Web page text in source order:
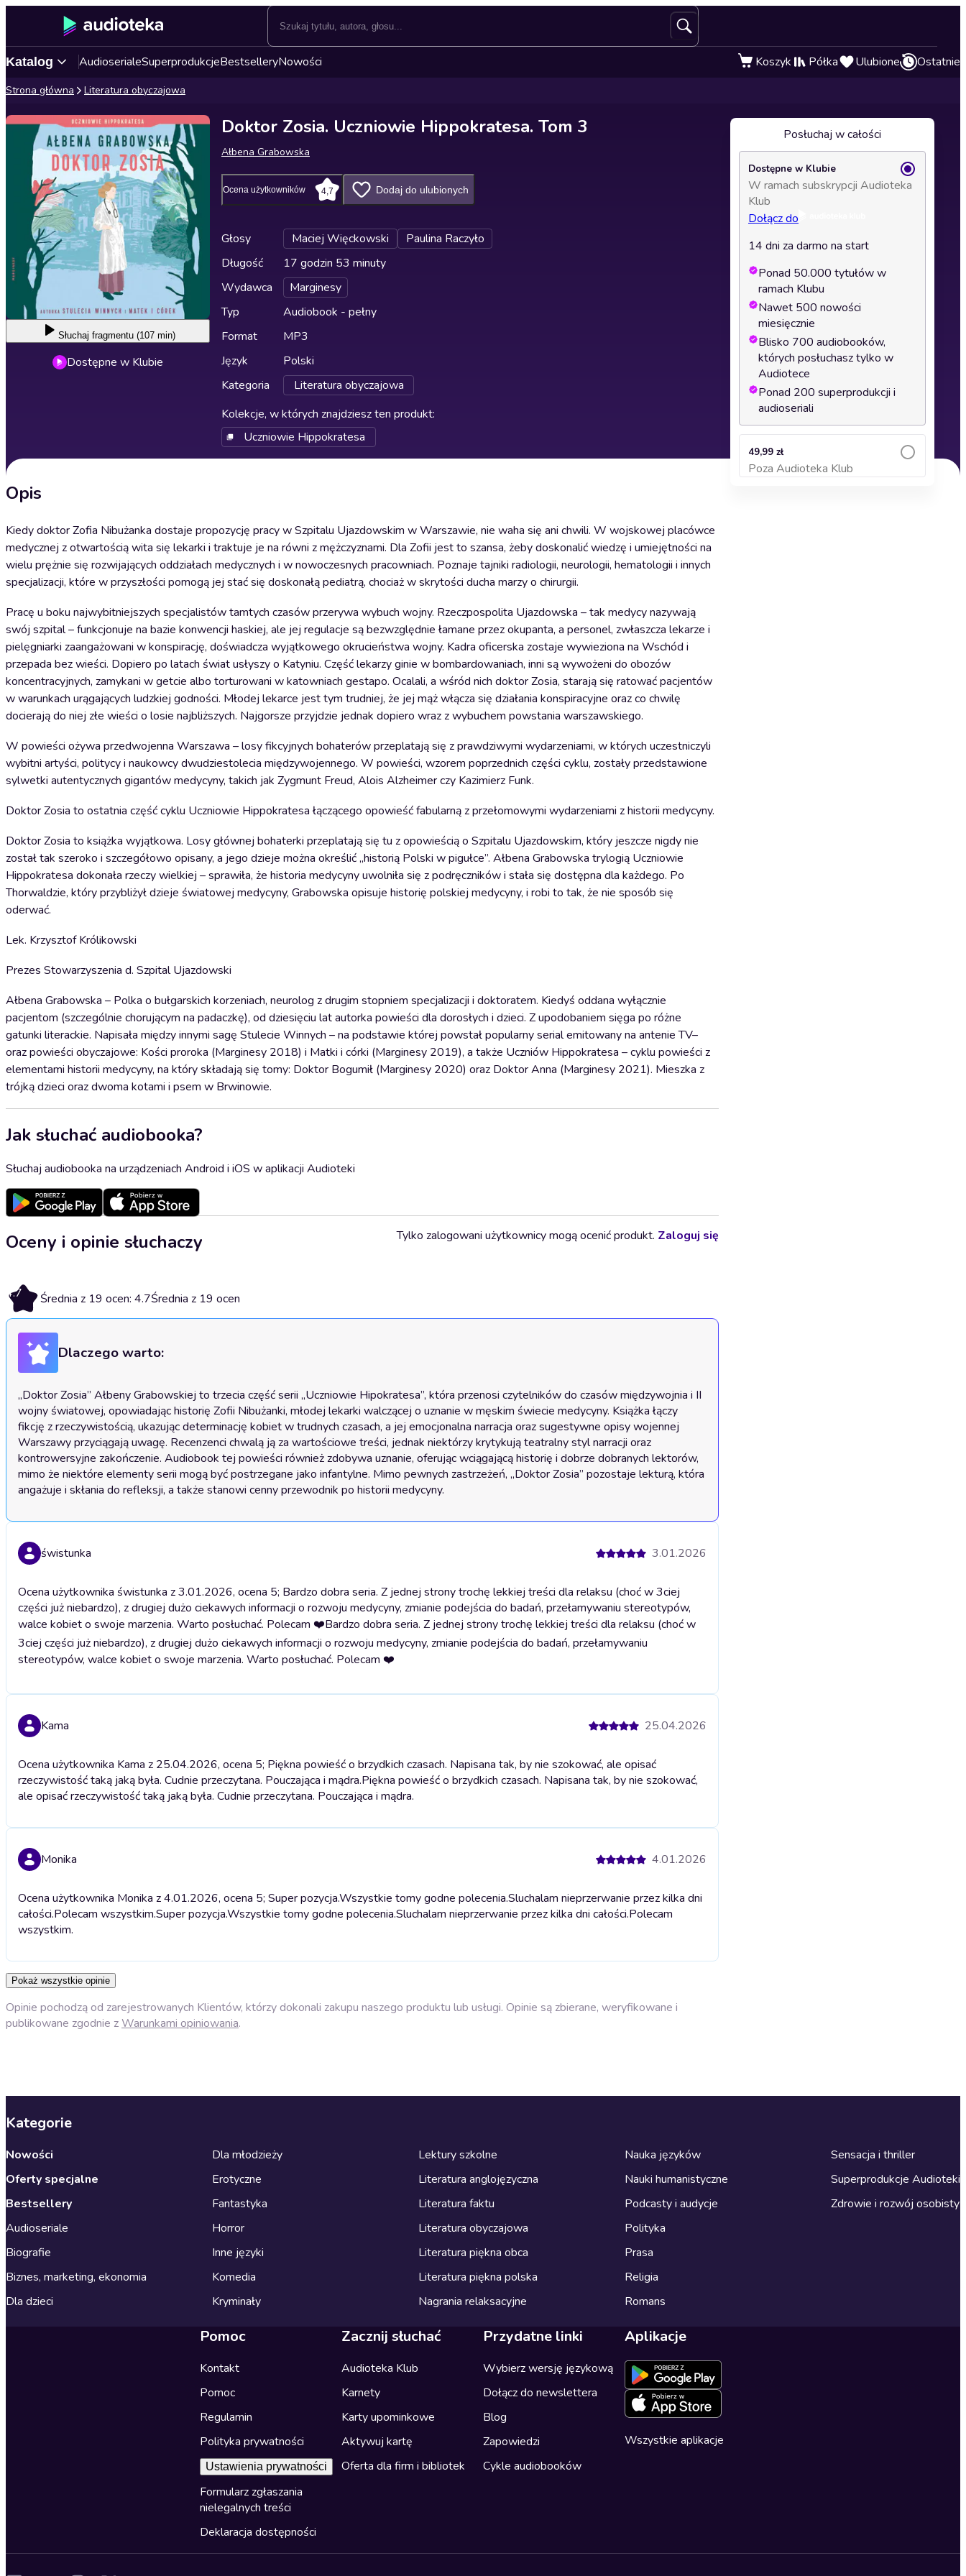
Katalog AudioserialeSuperprodukcjeBestselleryNowości Koszyk Półka Ulubione Ostatnie
Strona główna Literatura obyczajowa
Słuchaj fragmentu (107 min)
Dostępne w Klubie
Doktor Zosia. Uczniowie Hippokratesa. Tom 3
Ałbena Grabowska
Ocena użytkowników 4,7 Dodaj do ulubionych
Głosy Maciej Więckowski
Paulina Raczyło
Długość
17 godzin 53 minuty
Wydawca
Marginesy
Typ
Audiobook - pełny
Format
MP3
Język
Polski
Kategoria
Literatura obyczajowa
Kolekcje, w których znajdziesz ten produkt:
Uczniowie Hippokratesa
Opis
Kiedy doktor Zofia Nibużanka dostaje propozycję pracy w Szpitalu Ujazdowskim w Warszawie, nie waha się ani chwili. W wojskowej placówce
medycznej z otwartością wita się lekarki i traktuje je na równi z mężczyznami. Dla Zofii jest to szansa, żeby doskonalić wiedzę i umiejętności na
wielu prężnie się rozwijających oddziałach medycznych i w nowoczesnych pracowniach. Poznaje tajniki radiologii, neurologii, hematologii i innych
specjalizacji, które w przyszłości pomogą jej stać się doskonałą pediatrą, chociaż w skrytości ducha marzy o chirurgii.
Pracę u boku najwybitniejszych specjalistów tamtych czasów przerywa wybuch wojny. Rzeczpospolita Ujazdowska – tak medycy nazywają
swój szpital – funkcjonuje na bazie konwencji haskiej, ale jej regulacje są bezwzględnie łamane przez okupanta, a personel, zwłaszcza lekarze i
pielęgniarki zaangażowani w konspirację, doświadcza wyjątkowego okrucieństwa wojny. Kadra oficerska zostaje wywieziona na Wschód i
przepada bez wieści. Dopiero po latach świat usłyszy o Katyniu. Część lekarzy ginie w bombardowaniach, inni są wywożeni do obozów
koncentracyjnych, zamykani w getcie albo torturowani w katowniach gestapo. Ocalali, a wśród nich doktor Zosia, starają się ratować pacjentów
w warunkach urągających ludzkiej godności. Młodej lekarce jest tym trudniej, że jej mąż włącza się działania konspiracyjne oraz co chwilę
docierają do niej złe wieści o losie najbliższych. Najgorsze przyjdzie jednak dopiero wraz z wybuchem powstania warszawskiego.
W powieści ożywa przedwojenna Warszawa – losy fikcyjnych bohaterów przeplatają się z prawdziwymi wydarzeniami, w których uczestniczyli
wybitni artyści, politycy i naukowcy dwudziestolecia międzywojennego. W powieści, wzorem poprzednich części cyklu, zostały przedstawione
sylwetki autentycznych gigantów medycyny, takich jak Zygmunt Freud, Alois Alzheimer czy Kazimierz Funk.
Doktor Zosia to ostatnia część cyklu Uczniowie Hippokratesa łączącego opowieść fabularną z przełomowymi wydarzeniami z historii medycyny.
Doktor Zosia to książka wyjątkowa. Losy głównej bohaterki przeplatają się tu z opowieścią o Szpitalu Ujazdowskim, który jeszcze nigdy nie
został tak szeroko i szczegółowo opisany, a jego dzieje można określić „historią Polski w pigułce”. Ałbena Grabowska trylogią Uczniowie
Hippokratesa dokonała rzeczy wielkiej – sprawiła, że historia medycyny uwolniła się z podręczników i stała się dostępna dla każdego. Po
Thorwaldzie, który przybliżył dzieje światowej medycyny, Grabowska opisuje historię polskiej medycyny, i robi to tak, że nie sposób się
oderwać.
Lek. Krzysztof Królikowski
Prezes Stowarzyszenia d. Szpital Ujazdowski
Ałbena Grabowska – Polka o bułgarskich korzeniach, neurolog z drugim stopniem specjalizacji i doktoratem. Kiedyś oddana wyłącznie
pacjentom (szczególnie chorującym na padaczkę), od dziesięciu lat autorka powieści dla dorosłych i dzieci. Z upodobaniem sięga po różne
gatunki literackie. Napisała między innymi sagę Stulecie Winnych – na podstawie której powstał popularny serial emitowany na antenie TV–
oraz powieści obyczajowe: Kości proroka (Marginesy 2018) i Matki i córki (Marginesy 2019), a także Uczniów Hippokratesa – cyklu powieści z
elementami historii medycyny, na który składają się tomy: Doktor Bogumił (Marginesy 2020) oraz Doktor Anna (Marginesy 2021). Mieszka z
trójką dzieci oraz dwoma kotami i psem w Brwinowie.
Jak słuchać audiobooka?
Słuchaj audiobooka na urządzeniach Android i iOS w aplikacji Audioteki
Oceny i opinie słuchaczy
4.7 Średnia z 19 ocen: 4.7Średnia z 19 ocen
Tylko zalogowani użytkownicy mogą ocenić produkt. Zaloguj się
Dlaczego warto:
„Doktor Zosia” Ałbeny Grabowskiej to trzecia część serii „Uczniowie Hipokratesa”, która przenosi czytelników do czasów międzywojnia i II
wojny światowej, opowiadając historię Zofii Nibużanki, młodej lekarki walczącej o uznanie w męskim świecie medycyny. Książka łączy
fikcję z rzeczywistością, ukazując determinację kobiet w trudnych czasach, a jej emocjonalna narracja oraz sugestywne opisy wojennej
Warszawy przyciągają uwagę. Recenzenci chwalą ją za wartościowe treści, jednak niektórzy krytykują teatralny styl narracji oraz
kontrowersyjne zakończenie. Audiobook tej powieści również zdobywa uznanie, oferując wciągającą historię i dobrze dobranych lektorów,
mimo że niektóre elementy serii mogą być postrzegane jako infantylne. Mimo pewnych zastrzeżeń, „Doktor Zosia” pozostaje lekturą, która
angażuje i skłania do refleksji, a także stanowi cenny przewodnik po historii medycyny.
świstunka 3.01.2026
Ocena użytkownika świstunka z 3.01.2026, ocena 5; Bardzo dobra seria. Z jednej strony trochę lekkiej treści dla relaksu (choć w 3ciej
części już niebardzo), z drugiej dużo ciekawych informacji o rozwoju medycyny, zmianie podejścia do badań, przełamywaniu stereotypów,
walce kobiet o swoje marzenia. Warto posłuchać. Polecam ❤️Bardzo dobra seria. Z jednej strony trochę lekkiej treści dla relaksu (choć w
3ciej części już niebardzo), z drugiej dużo ciekawych informacji o rozwoju medycyny, zmianie podejścia do badań, przełamywaniu
stereotypów, walce kobiet o swoje marzenia. Warto posłuchać. Polecam ❤️
Kama 25.04.2026
Ocena użytkownika Kama z 25.04.2026, ocena 5; Piękna powieść o brzydkich czasach. Napisana tak, by nie szokować, ale opisać
rzeczywistość taką jaką była. Cudnie przeczytana. Pouczająca i mądra.Piękna powieść o brzydkich czasach. Napisana tak, by nie szokować,
ale opisać rzeczywistość taką jaką była. Cudnie przeczytana. Pouczająca i mądra.
Monika 4.01.2026
Ocena użytkownika Monika z 4.01.2026, ocena 5; Super pozycja.Wszystkie tomy godne polecenia.Sluchalam nieprzerwanie przez kilka dni
całości.Polecam wszystkim.Super pozycja.Wszystkie tomy godne polecenia.Sluchalam nieprzerwanie przez kilka dni całości.Polecam
wszystkim.
Pokaż wszystkie opinie
Opinie pochodzą od zarejestrowanych Klientów, którzy dokonali zakupu naszego produktu lub usługi. Opinie są zbierane, weryfikowane i
publikowane zgodnie zWarunkami opiniowania.
Posłuchaj w całości
Dostępne w Klubie
W ramach subskrypcji Audioteka
Klub
Dołącz do
14 dni za darmo na start
Ponad 50.000 tytułów w
ramach Klubu
Nawet 500 nowości
miesięcznie
Blisko 700 audiobooków,
których posłuchasz tylko w
Audiotece
Ponad 200 superprodukcji i
audioseriali
49,99 zł
Poza Audioteka Klub
Dodaj do koszyka
Kategorie
Nowości
Oferty specjalne
Bestsellery
Audioseriale
Biografie
Biznes, marketing, ekonomia
Dla dzieci
Dla młodzieży
Erotyczne
Fantastyka
Horror
Inne języki
Komedia
Kryminały
Lektury szkolne
Literatura anglojęzyczna
Literatura faktu
Literatura obyczajowa
Literatura piękna obca
Literatura piękna polska
Nagrania relaksacyjne
Nauka języków
Nauki humanistyczne
Podcasty i audycje
Polityka
Prasa
Religia
Romans
Sensacja i thriller
Superprodukcje Audioteki
Zdrowie i rozwój osobisty
Pomoc
Kontakt
Pomoc
Regulamin
Polityka prywatności
Ustawienia prywatności
Formularz zgłaszania
nielegalnych treści
Deklaracja dostępności
Zacznij słuchać
Audioteka Klub
Karnety
Karty upominkowe
Aktywuj kartę
Oferta dla firm i bibliotek
Przydatne linki
Wybierz wersję językową
Dołącz do newslettera
Blog
Zapowiedzi
Cykle audiobooków
Aplikacje
Wszystkie aplikacje